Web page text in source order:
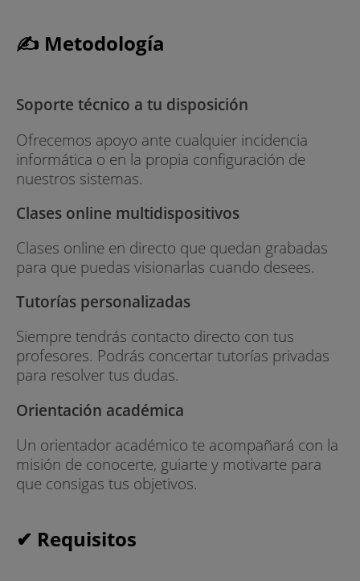
✍ Metodología
Soporte técnico a tu disposición
Ofrecemos apoyo ante cualquier incidencia
informática o en la propia configuración de
nuestros sistemas.
Clases online multidispositivos
Clases online en directo que quedan grabadas
para que puedas visionarlas cuando desees.
Tutorías personalizadas
Siempre tendrás contacto directo con tus
profesores. Podrás concertar tutorías privadas
para resolver tus dudas.
Orientación académica
Un orientador académico te acompañará con la
misión de conocerte, guiarte y motivarte para
que consigas tus objetivos.
✔ Requisitos